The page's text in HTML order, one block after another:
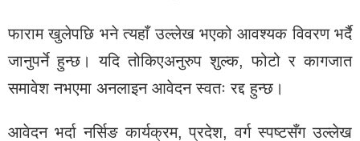
फाराम खुलेपछि भने त्यहाँ उल्लेख भएको आवश्‍यक विवरण भर्दै
जानुपर्ने हुन्छ। यदि तोकिएअनुरुप शुल्क, फोटो र कागजात
समावेश नभएमा अनलाइन आवेदन स्वतः रद्द हुन्छ।
आवेदन भर्दा नर्सिङ कार्यक्रम, प्रदेश, वर्ग स्पष्‍टसँग उल्लेख